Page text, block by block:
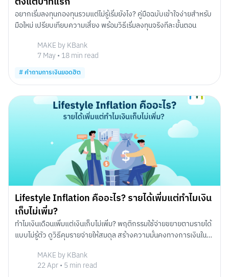
อยากเริ่มลงทุนกองทุนรวมแต่ไม่รู้เริ่มยังไง? คู่มือฉบับเข้าใจง่ายสำหรับ
มือใหม่ เปรียบเทียบความเสี่ยง พร้อมวิธีเริ่มลงทุนจริงทีละขั้นตอน
MAKE by KBank
7 May• 18min read
#คำถามการเงินยอดฮิต
Lifestyle Inflation คืออะไร? รายได้เพิ่มแต่ทำไมเงิน
เก็บไม่เพิ่ม?
ทำไมเงินเดือนเพิ่มแต่เงินเก็บไม่เพิ่ม? พฤติกรรมใช้จ่ายขยายตามรายได้
แบบไม่รู้ตัว ดูวิธีคุมรายจ่ายให้สมดุล สร้างความมั่นคงทางการเงินใน
MAKE by KBank
22 Apr• 5min read